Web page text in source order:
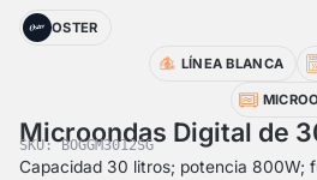
OSTER
LÍNEA BLANCA
Microondas Digital de
SKU: BOGGM3012SG
Capacidad 30 litros; potencia 800W;